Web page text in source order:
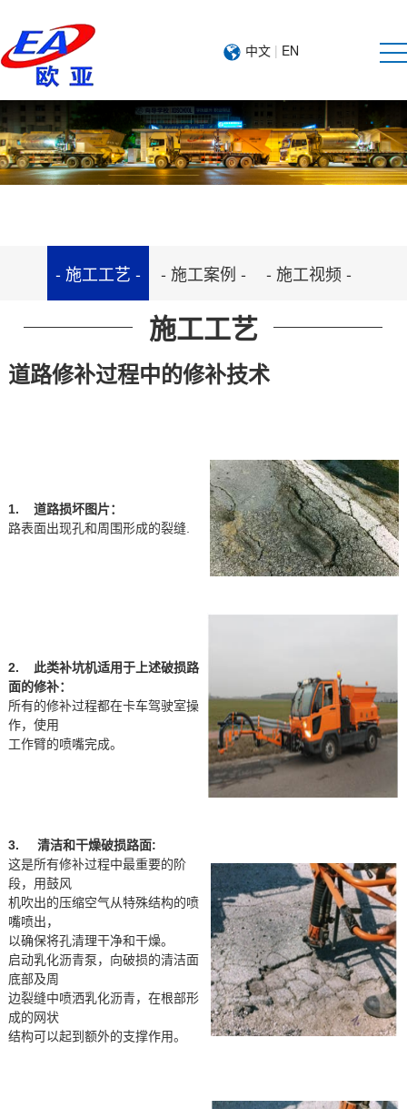
中文 | EN
- 施工工艺 - - 施工案例 - - 施工视频 -
施工工艺
道路修补过程中的修补技术
1. 道路损坏图片：
路表面出现孔和周围形成的裂缝.
2. 此类补坑机适用于上述破损路
面的修补：
所有的修补过程都在卡车驾驶室操
作，使用
工作臂的喷嘴完成。
3. 清洁和干燥破损路面:
这是所有修补过程中最重要的阶
段，用鼓风
机吹出的压缩空气从特殊结构的喷
嘴喷出，
以确保将孔清理干净和干燥。
启动乳化沥青泵，向破损的清洁面
底部及周
边裂缝中喷洒乳化沥青，在根部形
成的网状
结构可以起到额外的支撑作用。